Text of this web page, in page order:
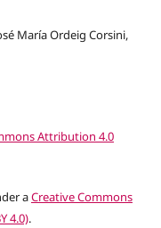
María Ordeig Corsini,
Attribution 4.0
aCreative Commons
4.0).